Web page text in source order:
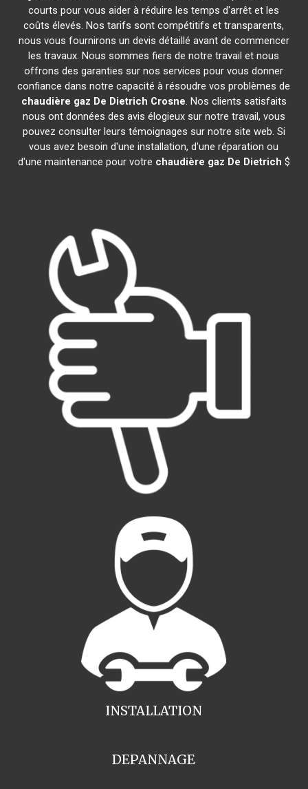
courts pour vous aider à réduire les temps d'arrêt et les
coûts élevés. Nos tarifs sont compétitifs et transparents,
nous vous fournirons un devis détaillé avant de commencer
les travaux. Nous sommes fiers de notre travail et nous
offrons des garanties sur nos services pour vous donner
confiance dans notre capacité à résoudre vos problèmes de
chaudière gaz De Dietrich Crosne. Nos clients satisfaits
nous ont données des avis élogieux sur notre travail, vous
pouvez consulter leurs témoignages sur notre site web. Si
vous avez besoin d'une installation, d'une réparation ou
d'une maintenance pour votre chaudière gaz De Dietrich $
INSTALLATION
DEPANNAGE